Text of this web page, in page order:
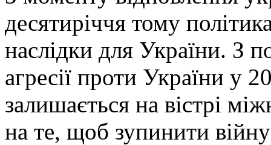
десятиріччя тому
наслідки для України. З
агресії проти України у
залишається на вістрі
на те, щоб зупинити